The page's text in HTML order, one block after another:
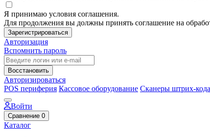
Я принимаю условия соглашения.
Для продолжения вы должны принять соглашение на
Зарегистрироваться
Авторизация
Вспомнить пароль
Восстановить
Авторизироваться
POS периферия Кассовое оборудование Сканеры штрих-кода
Войти
Сравнение 0
Каталог